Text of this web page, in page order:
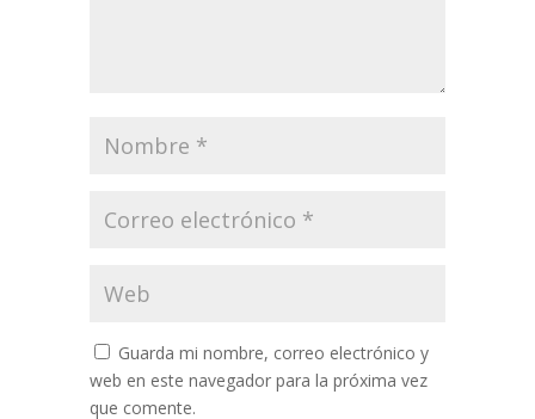
Guarda mi nombre, correo electrónico y
web en este navegador para la próxima vez
que comente.